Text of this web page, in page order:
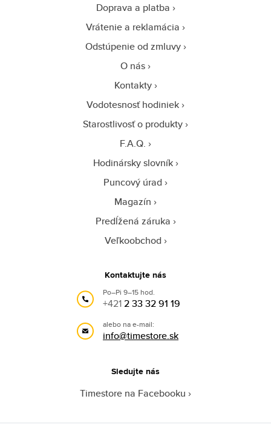
Doprava a platba
Vrátenie a reklamácia
Odstúpenie od zmluvy
O nás
Kontakty
Vodotesnosť hodiniek
Starostlivosť o produkty
F.A.Q.
Hodinársky slovník
Puncový úrad
Magazín
Predĺžená záruka
Veľkoobchod
Kontaktujte nás
Po–Pi 9–15 hod.
+4212 33 32 91 19
alebo na e-mail:
info@timestore.sk
Sledujte nás
Timestore na Facebooku